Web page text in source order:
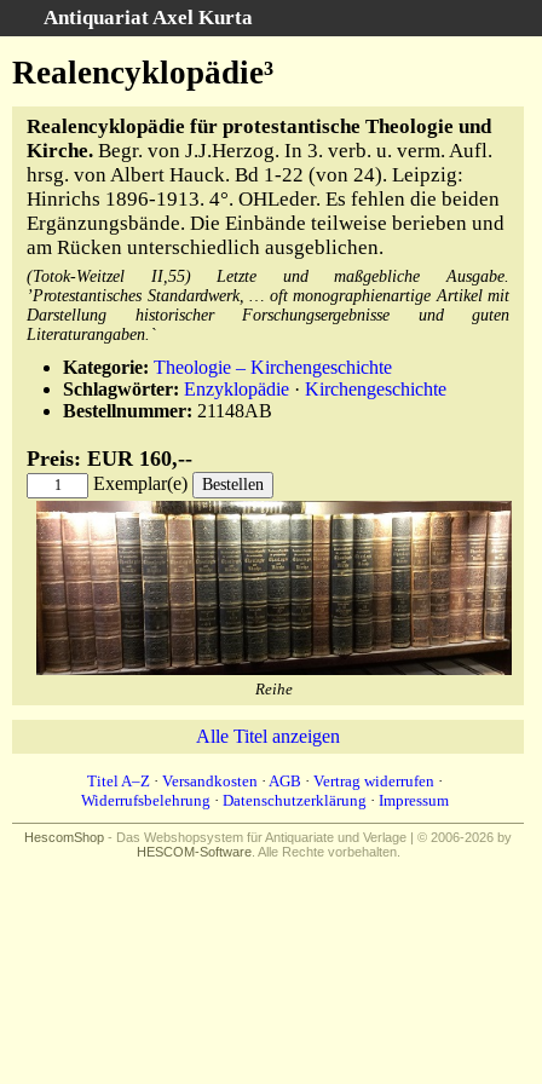
Antiquariat Axel Kurta
Suche
Sachgebiete
Schlagwörter
Kataloge
Ankauf
Warenkorb
Anfahrt/Kontakt
Geschäftschronik
Realencyklopädie³
Realencyklopädie für protestantische Theologie und
Kirche. Begr. von J.J.Herzog. In 3. verb. u. verm. Aufl.
hrsg. von Albert Hauck. Bd 1-22 (von 24). Leipzig:
Hinrichs 1896-1913. 4°. OHLeder. Es fehlen die beiden
Ergänzungsbände. Die Einbände teilweise berieben und
am Rücken unterschiedlich ausgeblichen.
(Totok-Weitzel II,55) Letzte und maßgebliche Ausgabe.
’Protestantisches Standardwerk, … oft monographienartige Artikel mit
Darstellung historischer Forschungsergebnisse und guten
Literaturangaben.`
Kategorie: Theologie – Kirchengeschichte
Schlagwörter: Enzyklopädie · Kirchengeschichte
Bestellnummer: 21148AB
Preis: EUR 160,--
Exemplar(e)
Reihe
Alle Titel anzeigen
Titel A–Z · Versandkosten · AGB · Vertrag widerrufen ·
Widerrufsbelehrung · Datenschutzerklärung · Impressum
HescomShop - Das Webshopsystem für Antiquariate und Verlage | © 2006-2026 by
HESCOM-Software. Alle Rechte vorbehalten.